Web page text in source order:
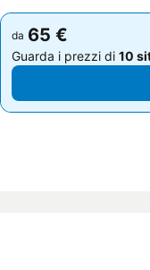
da 65 €
Guarda i prezzi di 10
da 65 €
Guarda i prezzi di 10